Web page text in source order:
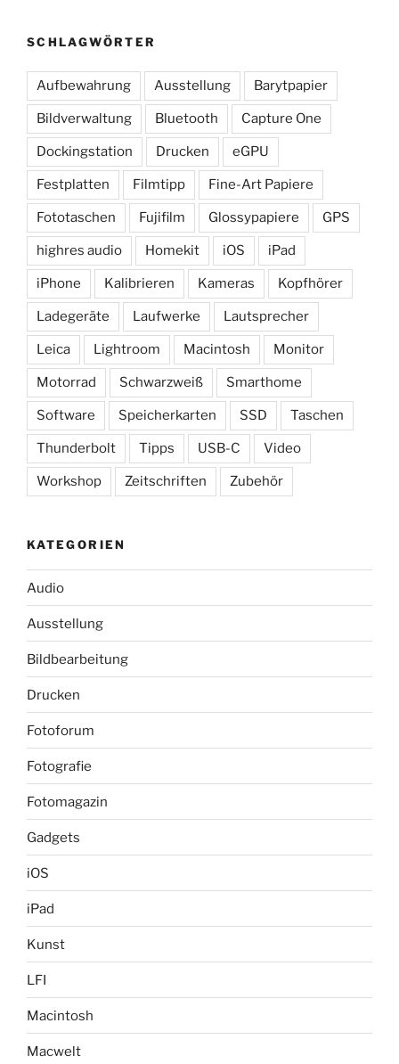
SCHLAGWÖRTER
Aufbewahrung Ausstellung Barytpapier
Bildverwaltung Bluetooth Capture One
Dockingstation Drucken eGPU
Festplatten Filmtipp Fine-Art Papiere
Fototaschen Fujifilm Glossypapiere GPS
highres audio Homekit iOS iPad
iPhone Kalibrieren Kameras Kopfhörer
Ladegeräte Laufwerke Lautsprecher
Leica Lightroom Macintosh Monitor
Motorrad Schwarzweiß Smarthome
Software Speicherkarten SSD Taschen
Thunderbolt Tipps USB-C Video
Workshop Zeitschriften Zubehör
KATEGORIEN
Audio
Ausstellung
Bildbearbeitung
Drucken
Fotoforum
Fotografie
Fotomagazin
Gadgets
iOS
iPad
Kunst
LFI
Macintosh
Macwelt